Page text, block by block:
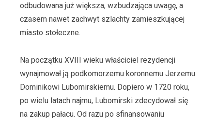
odbudowana już większa, wzbudzająca uwagę, a
czasem nawet zachwyt szlachty zamieszkującej
miasto stołeczne.
Na początku XVIII wieku właściciel rezydencji
wynajmował ją podkomorzemu koronnemu Jerzemu
Dominikowi Lubomirskiemu. Dopiero w 1720 roku,
po wielu latach najmu, Lubomirski zdecydował się
na zakup pałacu. Od razu po sfinansowaniu